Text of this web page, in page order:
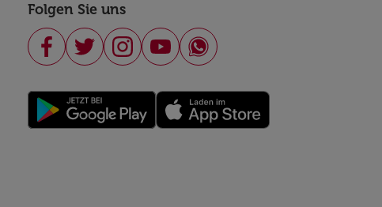
Folgen Sie uns